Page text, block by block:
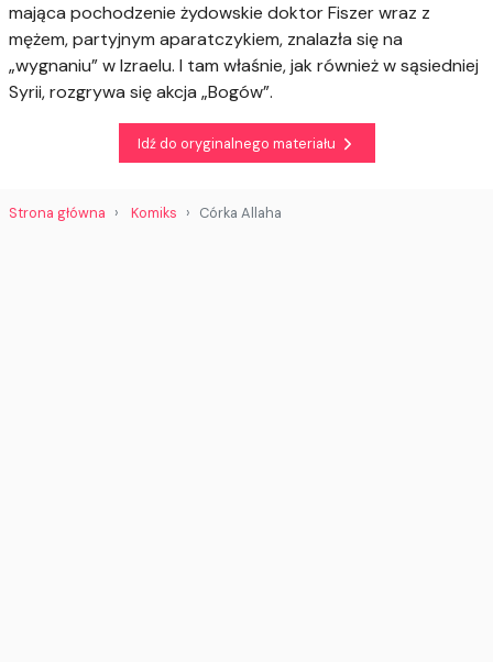
mająca pochodzenie żydowskie doktor Fiszer wraz z
mężem, partyjnym aparatczykiem, znalazła się na
„wygnaniu” w Izraelu. I tam właśnie, jak również w sąsiedniej
Syrii, rozgrywa się akcja „Bogów”.
Idź do oryginalnego materiału
Strona główna Komiks Córka Allaha